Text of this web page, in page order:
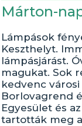
Márton-
Lámpások
Keszthelyt.
lámpásjárást.
magukat. Sok
kedvenc
Borlovagrend
Egyesület és
tartották meg